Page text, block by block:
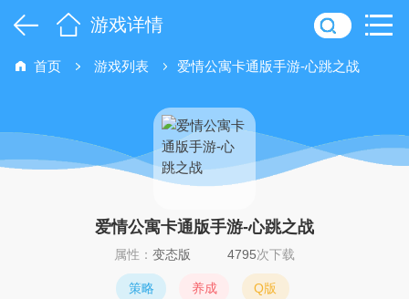
游戏详情
首页 游戏列表 爱情公寓卡通版手游-心跳之战
爱情公寓卡通版手游-心跳之战
属性： 变态版 4795次下载
策略 养成 Q版